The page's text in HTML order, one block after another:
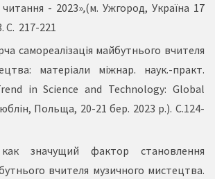
читання - 2023»,(м. Ужгород, Україна 17
С. 217-221
самореалізація майбутнього вчителя
матеріали міжнар. наук.-практ.
in Science and Technology: Global
Польща, 20-21 бер. 2023 р.). С.124-
как значущий фактор становлення
вчителя музичного мистецтва.